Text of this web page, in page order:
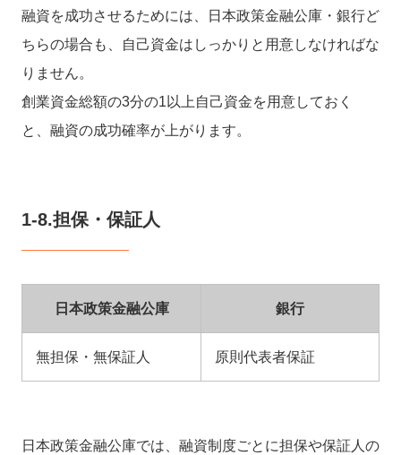
融資を成功させるためには、日本政策金融公庫・銀行ど
ちらの場合も、自己資金はしっかりと用意しなければな
りません。
創業資金総額の3分の1以上自己資金を用意しておく
と、融資の成功確率が上がります。
1-8.担保・保証人
日本政策金融公庫 銀行
無担保・無保証人 原則代表者保証
日本政策金融公庫では、融資制度ごとに担保や保証人の